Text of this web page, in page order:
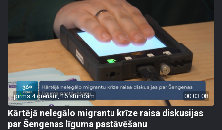
pirms 4 dienām, 16 stundām 00:03:08
Kārtējā nelegālo migrantu krīze raisa diskusijas
par Šengenas līguma pastāvēšanu